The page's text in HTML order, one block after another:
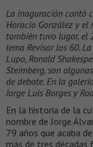
La inaguración contó
Horacio González y el
también tuvo lugar, el
lema Revisar los 60.
Lupo, Ronald
Steimberg, son
de debate. En la
Jorge Luis Borges y
En la historia de la
nombre de Jorge
79 años que acaba
más de tres